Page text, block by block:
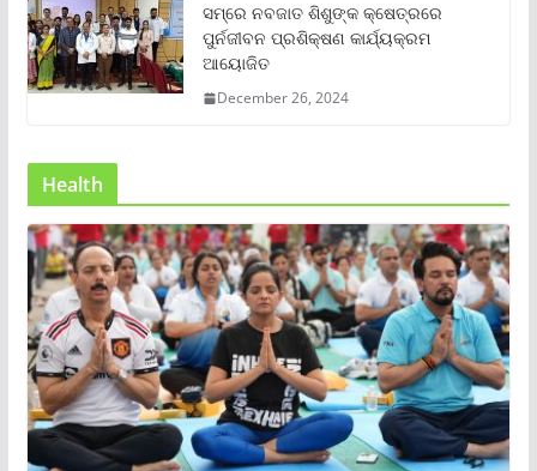
ସମ୍‌ରେ ନବଜାତ ଶିଶୁଙ୍କ କ୍ଷେତ୍ରରେ
ପୁର୍ନଜୀବନ ପ୍ରଶିକ୍ଷଣ କାର୍ଯ୍ୟକ୍ରମ
ଆୟୋଜିତ
December 26, 2024
Health